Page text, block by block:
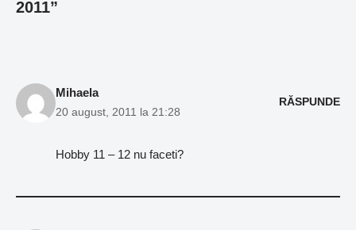
2011”
Mihaela
20 august, 2011 la 21:28
RĂSPUNDE
Hobby 11 – 12 nu faceti?